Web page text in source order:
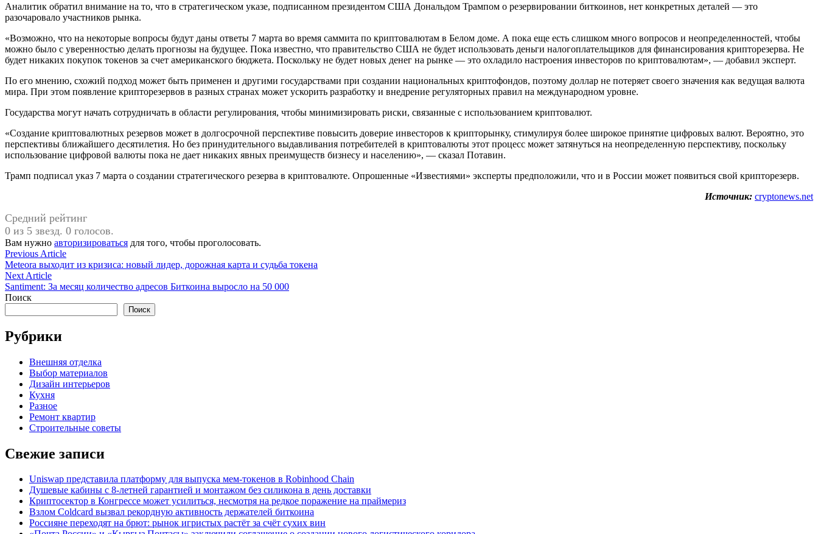
Аналитик обратил внимание на то, что в стратегическом указе, подписанном президентом США Дональдом Трампом о резервировании биткоинов, нет конкретных деталей — это
разочаровало участников рынка.
«Возможно, что на некоторые вопросы будут даны ответы 7 марта во время саммита по криптовалютам в Белом доме. А пока еще есть слишком много вопросов и неопределенностей, чтобы
можно было с уверенностью делать прогнозы на будущее. Пока известно, что правительство США не будет использовать деньги налогоплательщиков для финансирования крипторезерва. Не
будет никаких покупок токенов за счет американского бюджета. Поскольку не будет новых денег на рынке — это охладило настроения инвесторов по криптовалютам», — добавил эксперт.
По его мнению, схожий подход может быть применен и другими государствами при создании национальных криптофондов, поэтому доллар не потеряет своего значения как ведущая валюта
мира. При этом появление крипторезервов в разных странах может ускорить разработку и внедрение регуляторных правил на международном уровне.
Государства могут начать сотрудничать в области регулирования, чтобы минимизировать риски, связанные с использованием криптовалют.
«Создание криптовалютных резервов может в долгосрочной перспективе повысить доверие инвесторов к крипторынку, стимулируя более широкое принятие цифровых валют. Вероятно, это
перспективы ближайшего десятилетия. Но без принудительного выдавливания потребителей в криптовалюты этот процесс может затянуться на неопределенную перспективу, поскольку
использование цифровой валюты пока не дает никаких явных преимуществ бизнесу и населению», — сказал Потавин.
Трамп подписал указ 7 марта о создании стратегического резерва в криптовалюте. Опрошенные «Известиями» эксперты предположили, что и в России может появиться свой крипторезерв.
Источник: cryptonews.net
Средний рейтинг
0 из 5 звезд. 0 голосов.
Вам нужно авторизироваться для того, чтобы проголосовать.
Навигация
по
записям
Previous ArticlePrevious
article:
Meteora выходит из кризиса: новый лидер, дорожная карта и судьба токена
Next ArticleNext
article:
Santiment: За месяц количество адресов Биткоина выросло на 50 000
Поиск
Поиск
Рубрики
Внешняя отделка
Выбор материалов
Дизайн интерьеров
Кухня
Разное
Ремонт квартир
Строительные советы
Свежие записи
Uniswap представила платформу для выпуска мем-токенов в Robinhood Chain
Душевые кабины с 8‑летней гарантией и монтажом без силикона в день доставки
Криптосектор в Конгрессе может усилиться, несмотря на редкое поражение на праймериз
Взлом Coldcard вызвал рекордную активность держателей биткоина
Россияне переходят на брют: рынок игристых растёт за счёт сухих вин